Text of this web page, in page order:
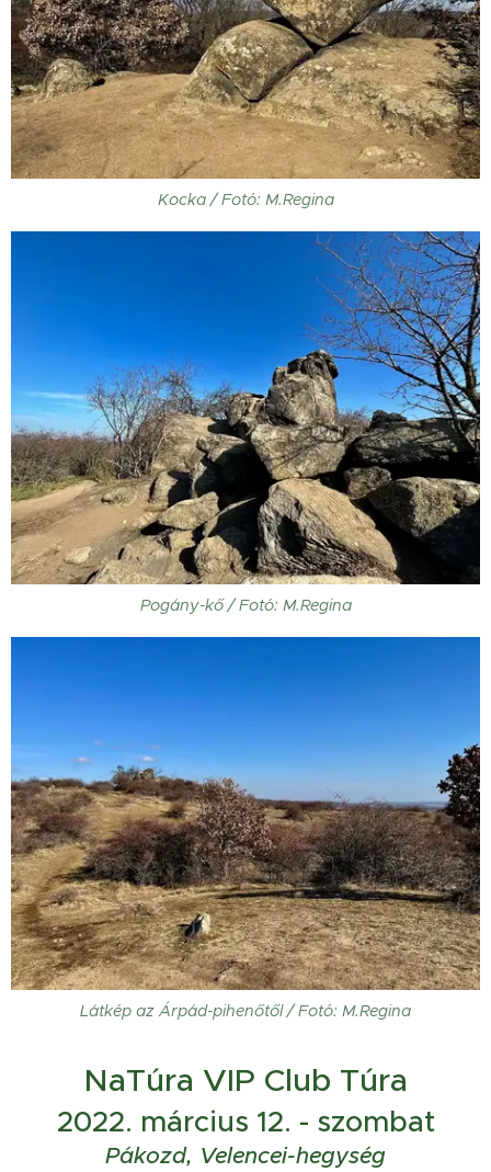
Kocka / Fotó: M.Regina
Pogány-kő / Fotó: M.Regina
Látkép az Árpád-pihenőtől / Fotó: M.Regina
NaTúra VIP Club Túra
2022. március 12. - szombat
Pákozd, Velencei-hegység